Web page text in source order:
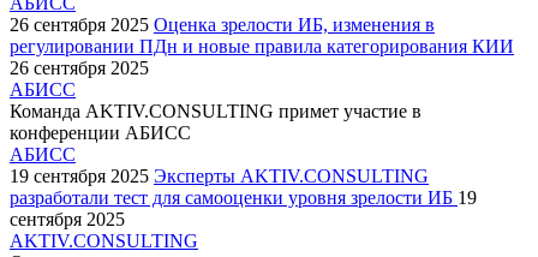
26 сентября 2025 Оценка зрелости ИБ, изменения в
регулировании ПДн и новые правила категорирования КИИ
26 сентября 2025
АБИСС
Команда AKTIV.CONSULTING примет участие в
конференции АБИСС
АБИСС
19 сентября 2025 Эксперты AKTIV.CONSULTING
разработали тест для самооценки уровня зрелости ИБ 19
сентября 2025
AKTIV.CONSULTING